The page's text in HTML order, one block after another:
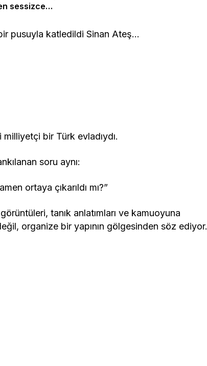
sessizce
pusuyla katledildi Sinan Ateş…
bir Türk evladıydı.
soru aynı:
ortaya çıkarıldı mı?”
tanık anlatımları ve kamuoyuna
organize bir yapının gölgesinden söz ediyor.